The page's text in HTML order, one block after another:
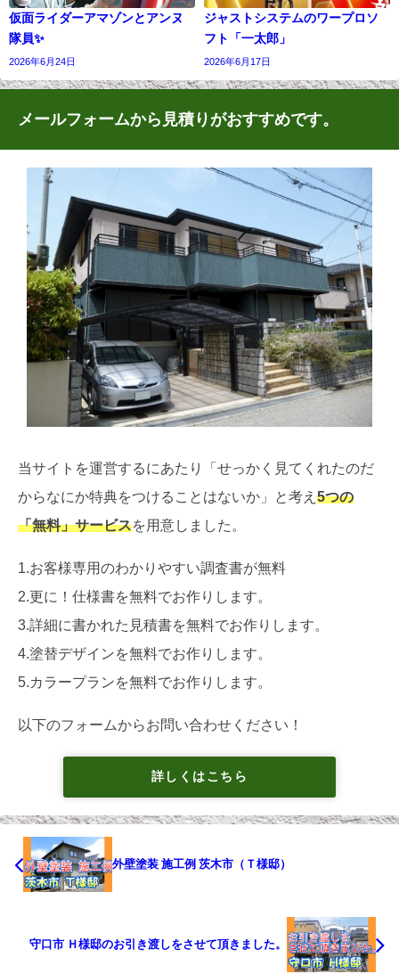
仮面ライダーアマゾンとアンヌ
隊員✨
2026年6月24日
ジャストシステムのワープロソ
フト「一太郎」
2026年6月17日
メールフォームから見積りがおすすめです。
当サイトを運営するにあたり「せっかく見てくれたのだ
からなにか特典をつけることはないか」と考え 5つの
「無料」サービスを用意しました。
1.お客様専用のわかりやすい調査書が無料
2.更に！仕様書を無料でお作りします。
3.詳細に書かれた見積書を無料でお作りします。
4.塗替デザインを無料でお作りします。
5.カラープランを無料でお作りします。
以下のフォームからお問い合わせください！
詳しくはこちら
外壁塗装 施工例 茨木市（Ｔ様邸）
守口市 Ｈ様邸のお引き渡しをさせて頂きました。